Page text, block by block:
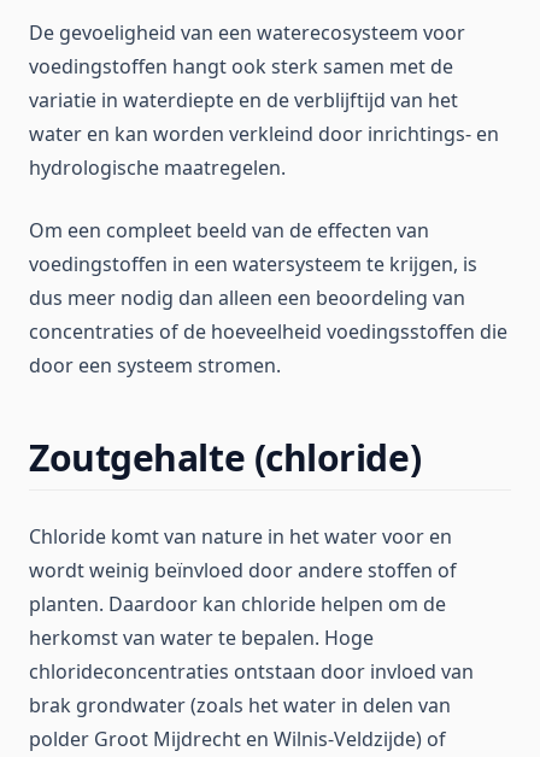
De gevoeligheid van een waterecosysteem voor
voedingstoffen hangt ook sterk samen met de
variatie in waterdiepte en de verblijftijd van het
water en kan worden verkleind door inrichtings- en
hydrologische maatregelen.
Om een compleet beeld van de effecten van
voedingstoffen in een watersysteem te krijgen, is
dus meer nodig dan alleen een beoordeling van
concentraties of de hoeveelheid voedingsstoffen die
door een systeem stromen.
Zoutgehalte (chloride)
Chloride komt van nature in het water voor en
wordt weinig beïnvloed door andere stoffen of
planten. Daardoor kan chloride helpen om de
herkomst van water te bepalen. Hoge
chlorideconcentraties ontstaan door invloed van
brak grondwater (zoals het water in delen van
polder Groot Mijdrecht en Wilnis-Veldzijde) of